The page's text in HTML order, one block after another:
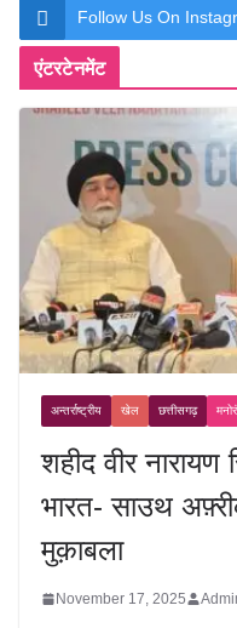
Follow Us On
एंटरटेनमेंट
अन्तर्राष्ट्रीय खेल छत्तीसगढ़
शहीद वीर
भारत- साउथ
मुक़ाबला
November 17, 2025